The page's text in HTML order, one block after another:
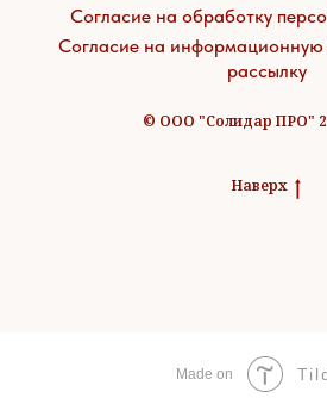
Согласие на обработку
Согласие на информационную
рассылку
© ООО "Солидар ПРО"
Наверх
Made on